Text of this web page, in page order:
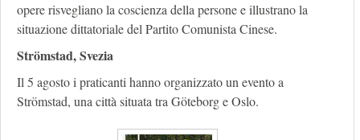
opere risvegliano la coscienza della persone e illustrano la
situazione dittatoriale del Partito Comunista Cinese.
Strömstad, Svezia
Il 5 agosto i praticanti hanno organizzato un evento a
Strömstad, una città situata tra Göteborg e Oslo.